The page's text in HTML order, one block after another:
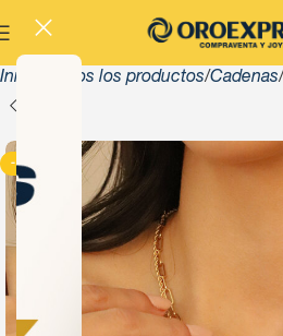
Inicio Todos los productos Cadenas
-13%